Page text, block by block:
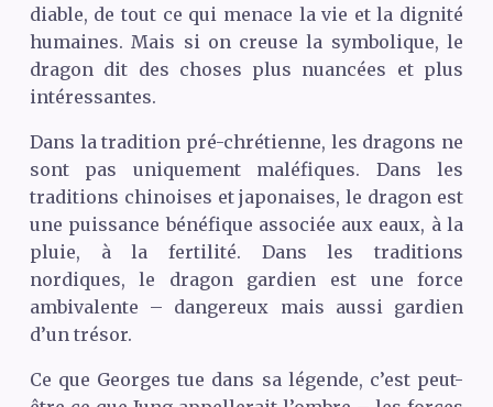
diable, de tout ce qui menace la vie et la dignité
humaines. Mais si on creuse la symbolique, le
dragon dit des choses plus nuancées et plus
intéressantes.
Dans la tradition pré-chrétienne, les dragons ne
sont pas uniquement maléfiques. Dans les
traditions chinoises et japonaises, le dragon est
une puissance bénéfique associée aux eaux, à la
pluie, à la fertilité. Dans les traditions
nordiques, le dragon gardien est une force
ambivalente – dangereux mais aussi gardien
d’un trésor.
Ce que Georges tue dans sa légende, c’est peut-